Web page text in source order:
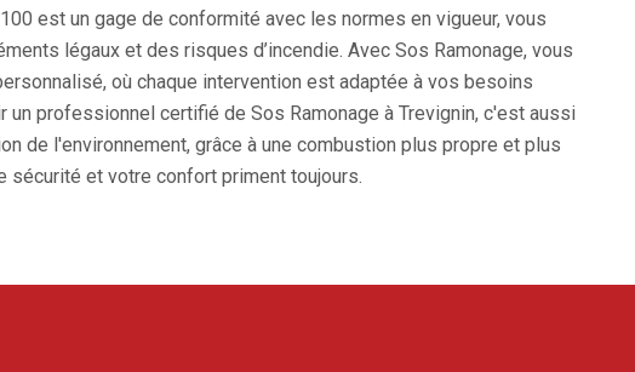
est un gage de conformité avec les normes en vigueur, vous
légaux et des risques d’incendie. Avec Sos Ramonage, vous
où chaque intervention est adaptée à vos besoins
un professionnel certifié de Sos Ramonage à Trevignin, c'est aussi
de l'environnement, grâce à une combustion plus propre et plus
sécurité et votre confort priment toujours.